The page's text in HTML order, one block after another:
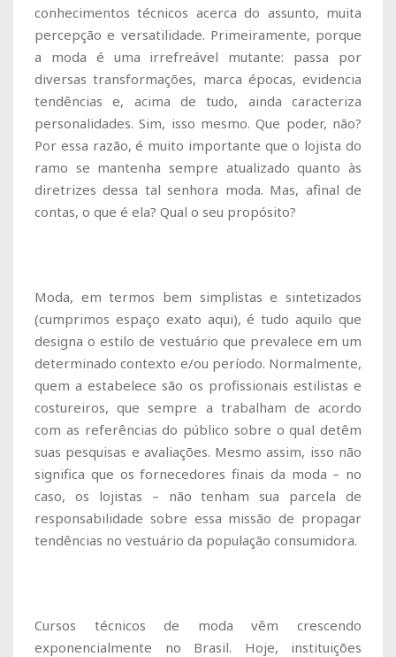
conhecimentos técnicos acerca do assunto, muita
percepção e versatilidade. Primeiramente, porque
a moda é uma irrefreável mutante: passa por
diversas transformações, marca épocas, evidencia
tendências e, acima de tudo, ainda caracteriza
personalidades. Sim, isso mesmo. Que poder, não?
Por essa razão, é muito importante que o lojista do
ramo se mantenha sempre atualizado quanto às
diretrizes dessa tal senhora moda. Mas, afinal de
contas, o que é ela? Qual o seu propósito?
Moda, em termos bem simplistas e sintetizados
(cumprimos espaço exato aqui), é tudo aquilo que
designa o estilo de vestuário que prevalece em um
determinado contexto e/ou período. Normalmente,
quem a estabelece são os profissionais estilistas e
costureiros, que sempre a trabalham de acordo
com as referências do público sobre o qual detêm
suas pesquisas e avaliações. Mesmo assim, isso não
significa que os fornecedores finais da moda – no
caso, os lojistas – não tenham sua parcela de
responsabilidade sobre essa missão de propagar
tendências no vestuário da população consumidora.
Cursos técnicos de moda vêm crescendo
exponencialmente no Brasil. Hoje, instituições